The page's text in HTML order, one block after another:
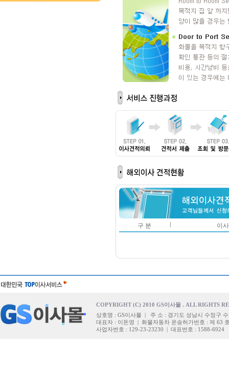
구 분 이
COPYRIGHT (C) 2010 GS이사몰 . ALL RIGHTS
상호명 : GS이사몰 | 주 소 : 경기도 성남시 수정구
대표자 : 이돈영 | 화물자동차 운송허가번호 : 제 63
사업자번호 : 129-23-23230 | 대표번호 : 1588-6924